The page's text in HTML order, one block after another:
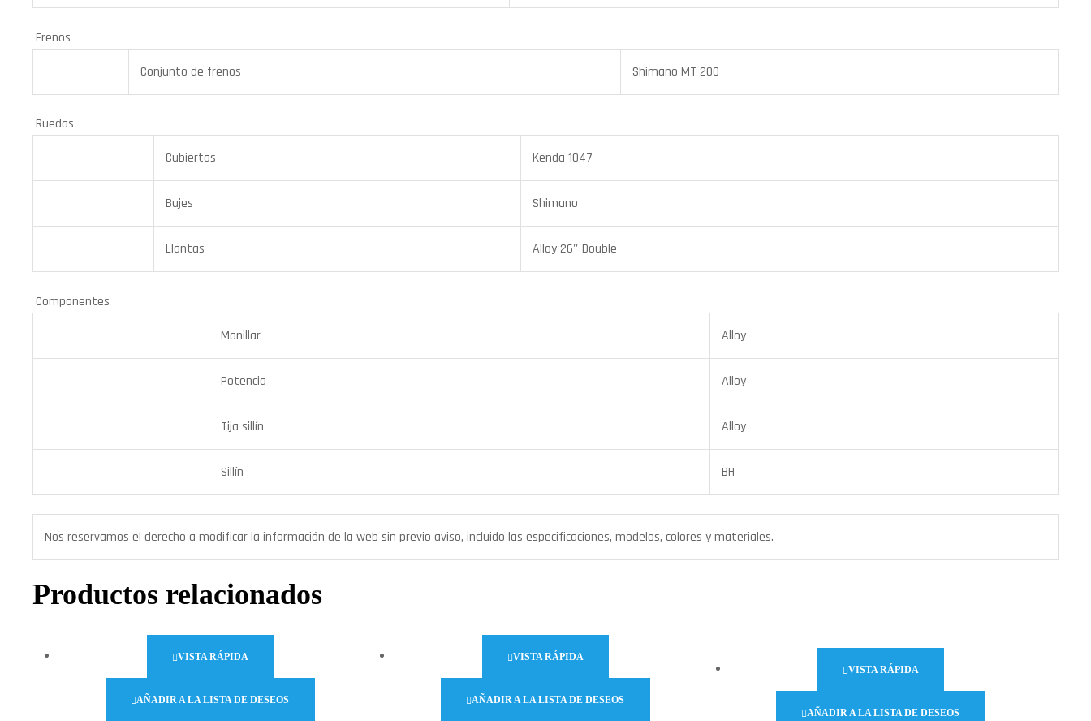
Frenos
Conjunto de frenos
Shimano MT 200
Ruedas
Cubiertas
Kenda 1047
Bujes Shimano
Llantas Alloy 26″ Double
Componentes
Manillar
Alloy
Potencia Alloy
Tija sillín Alloy
Sillín BH
Nos reservamos el derecho a modificar la información de la web sin previo aviso, incluido las especificaciones, modelos, colores y materiales.
Productos relacionados
VISTA RÁPIDA
AÑADIR A LA LISTA DE DESEOS
VISTA RÁPIDA
AÑADIR A LA LISTA DE DESEOS
VISTA RÁPIDA
AÑADIR A LA LISTA DE DESEOS